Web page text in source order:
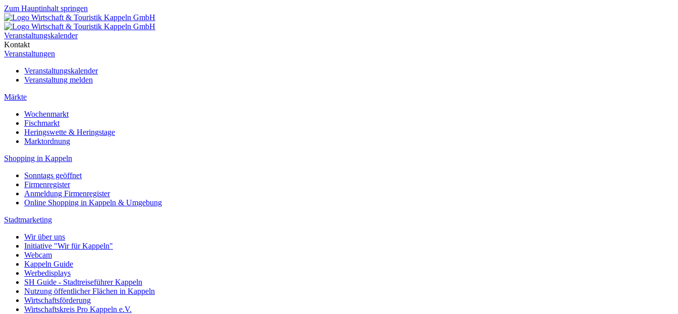
Zum Hauptinhalt springen
Veranstaltungskalender
Kontakt
Veranstaltungen
Veranstaltungskalender
Veranstaltung melden
Märkte
Wochenmarkt
Fischmarkt
Heringswette & Heringstage
Marktordnung
Shopping in Kappeln
Sonntags geöffnet
Firmenregister
Anmeldung Firmenregister
Online Shopping in Kappeln & Umgebung
Stadtmarketing
Wir über uns
Initiative "Wir für Kappeln"
Webcam
Kappeln Guide
Werbedisplays
SH Guide - Stadtreiseführer Kappeln
Nutzung öffentlicher Flächen in Kappeln
Wirtschaftsförderung
Wirtschaftskreis Pro Kappeln e.V.